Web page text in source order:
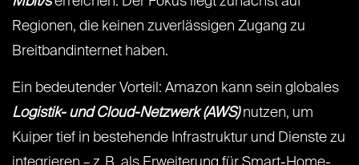
Regionen, die keinen zuverlässigen Zugang zu
Breitbandinternet haben.
Ein bedeutender Vorteil: Amazon kann sein globales
Logistik- und Cloud-Netzwerk (AWS)nutzen, um
Kuiper tief in bestehende Infrastruktur und Dienste zu